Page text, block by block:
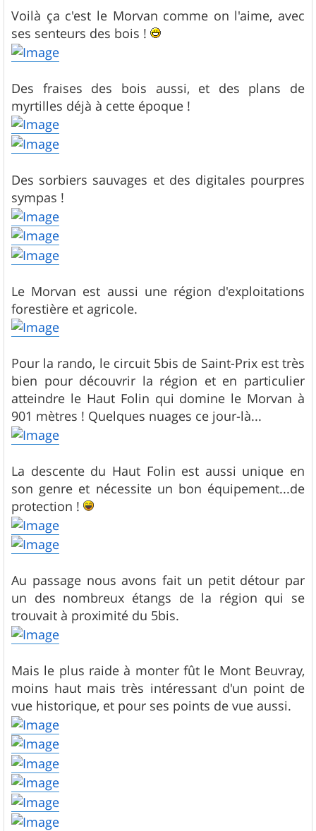
Voilà ça c'est le Morvan comme on l'aime, avec
ses senteurs des bois !
Des fraises des bois aussi, et des plans de
myrtilles déjà à cette époque !
Des sorbiers sauvages et des digitales pourpres
sympas !
Le Morvan est aussi une région d'exploitations
forestière et agricole.
Pour la rando, le circuit 5bis de Saint-Prix est très
bien pour découvrir la région et en particulier
atteindre le Haut Folin qui domine le Morvan à
901 mètres ! Quelques nuages ce jour-là...
La descente du Haut Folin est aussi unique en
son genre et nécessite un bon équipement...de
protection !
Au passage nous avons fait un petit détour par
un des nombreux étangs de la région qui se
trouvait à proximité du 5bis.
Mais le plus raide à monter fût le Mont Beuvray,
moins haut mais très intéressant d'un point de
vue historique, et pour ses points de vue aussi.